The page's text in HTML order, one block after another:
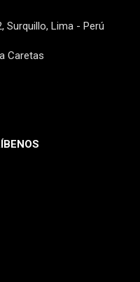
Surquillo, Lima - Perú
Caretas